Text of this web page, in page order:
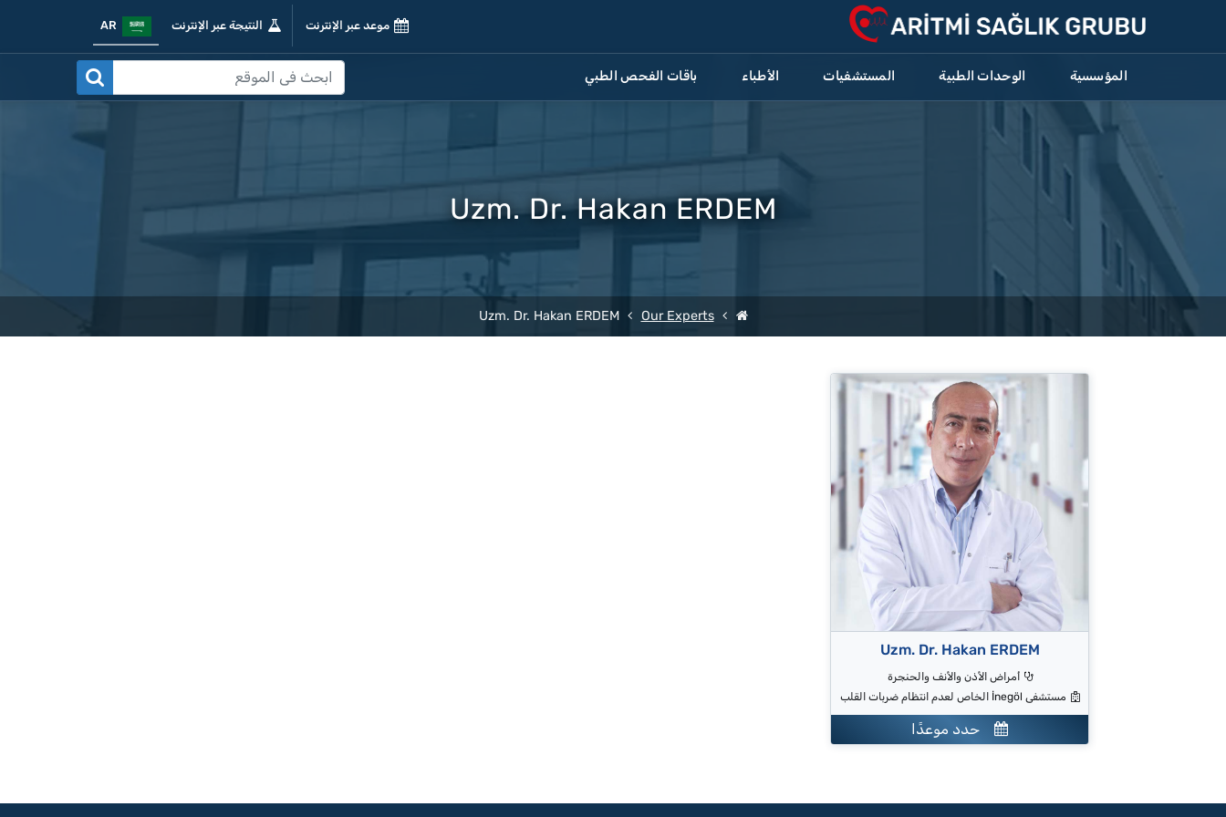
موعد عبر الإنترنت النتيجة عبر الإنترنت
المؤسسية الوحدات الطبية المستشفيات الأطباء باقات الفحص الطبي
Uzm. Dr. Hakan ERDEM
Our Experts
Uzm. Dr. Hakan ERDEM
Uzm. Dr. Hakan ERDEM
أمراض الأذن والأنف والحنجرة
مستشفى İnegöl الخاص لعدم انتظام ضربات القلب
حدد موعدًا